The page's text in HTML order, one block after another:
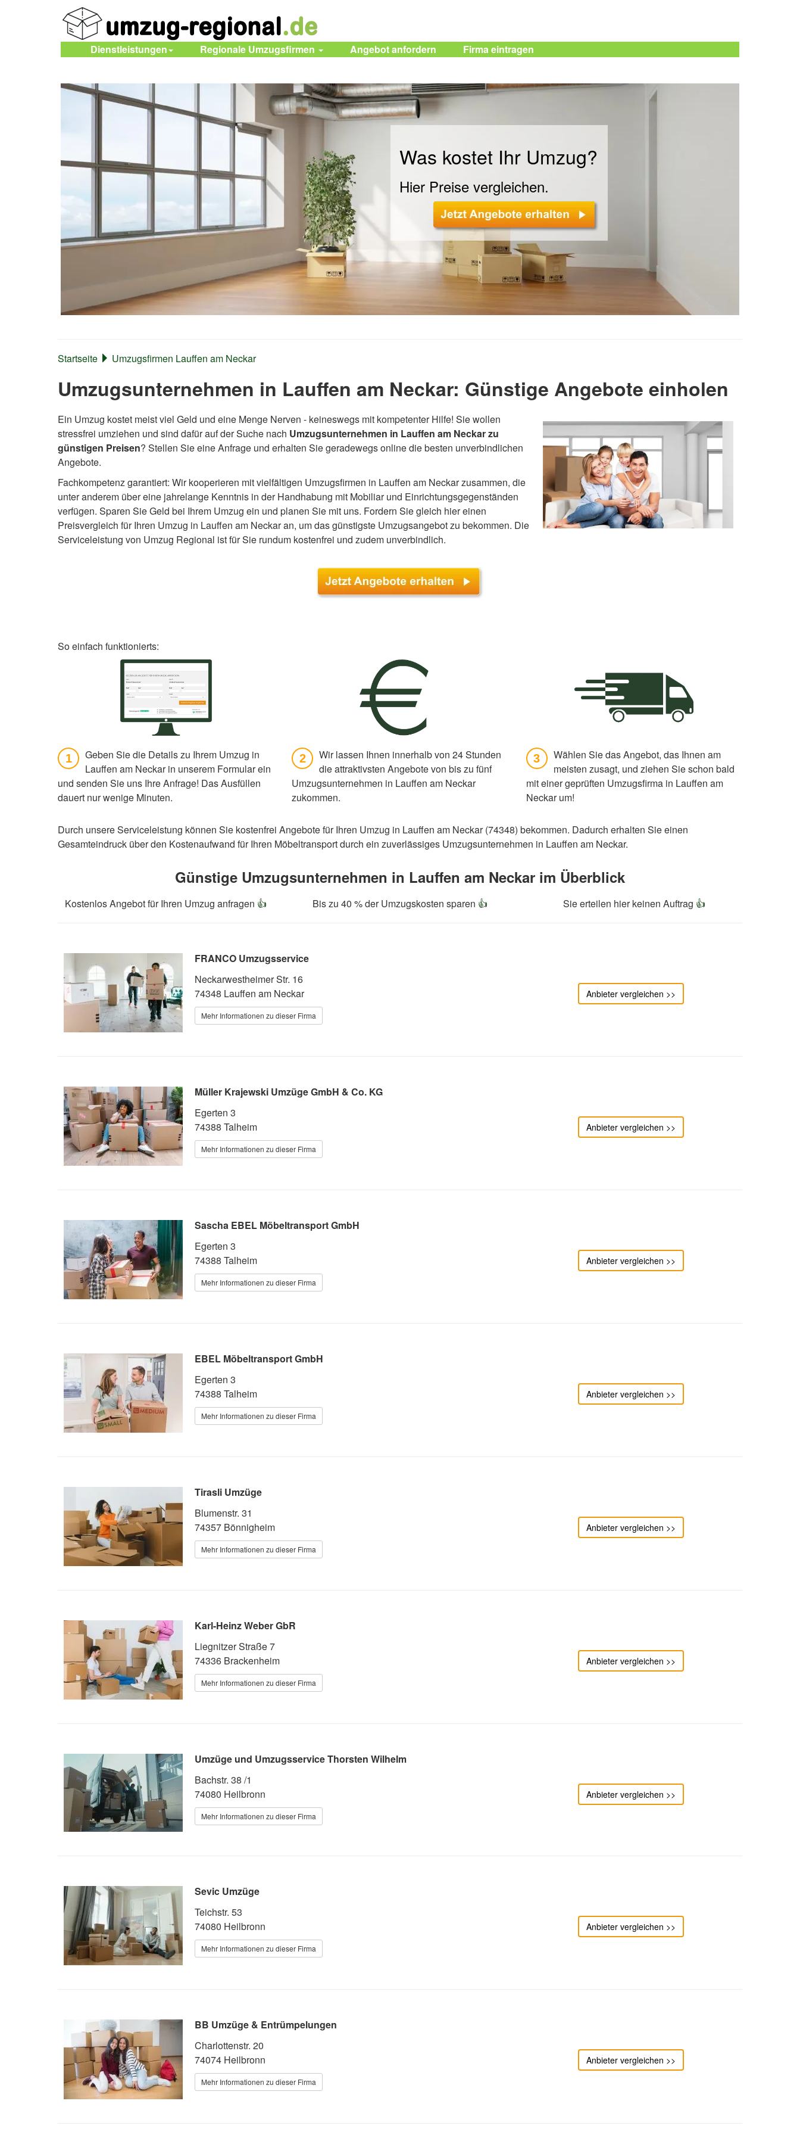
Dienstleistungen Regionale Umzugsfirmen Angebot anfordern Firma eintragen
Was kostet Ihr Umzug?
Hier Preise vergleichen.
Startseite Umzugsfirmen Lauffen am Neckar
Umzugsunternehmen in Lauffen am Neckar: Günstige Angebote einholen
Ein Umzug kostet meist viel Geld und eine Menge Nerven - keineswegs mit kompetenter Hilfe! Sie wollen
stressfrei umziehen und sind dafür auf der Suche nach Umzugsunternehmen in Lauffen am Neckar zu
günstigen Preisen? Stellen Sie eine Anfrage und erhalten Sie geradewegs online die besten unverbindlichen
Angebote.
Fachkompetenz garantiert: Wir kooperieren mit vielfältigen Umzugsfirmen in Lauffen am Neckar zusammen, die
unter anderem über eine jahrelange Kenntnis in der Handhabung mit Mobiliar und Einrichtungsgegenständen
verfügen. Sparen Sie Geld bei Ihrem Umzug ein und planen Sie mit uns. Fordern Sie gleich hier einen
Preisvergleich für Ihren Umzug in Lauffen am Neckar an, um das günstigste Umzugsangebot zu bekommen. Die
Serviceleistung von Umzug Regional ist für Sie rundum kostenfrei und zudem unverbindlich.
So einfach funktionierts:
1
Geben Sie die Details zu Ihrem Umzug in
Lauffen am Neckar in unserem Formular ein
und senden Sie uns Ihre Anfrage! Das Ausfüllen
dauert nur wenige Minuten.
2
Wir lassen Ihnen innerhalb von 24 Stunden
die attraktivsten Angebote von bis zu fünf
Umzugsunternehmen in Lauffen am Neckar
zukommen.
3
Wählen Sie das Angebot, das Ihnen am
meisten zusagt, und ziehen Sie schon bald
mit einer geprüften Umzugsfirma in Lauffen am
Neckar um!
Durch unsere Serviceleistung können Sie kostenfrei Angebote für Ihren Umzug in Lauffen am Neckar (74348) bekommen. Dadurch erhalten Sie einen
Gesamteindruck über den Kostenaufwand für Ihren Möbeltransport durch ein zuverlässiges Umzugsunternehmen in Lauffen am Neckar.
Günstige Umzugsunternehmen in Lauffen am Neckar im Überblick
Kostenlos Angebot für Ihren Umzug anfragen 👍 Bis zu 40 % der Umzugskosten sparen 👍 Sie erteilen hier keinen Auftrag 👍
FRANCO Umzugsservice
Neckarwestheimer Str. 16
74348 Lauffen am Neckar
Mehr Informationen zu dieser Firma
Anbieter vergleichen >>
Müller Krajewski Umzüge GmbH & Co. KG
Egerten 3
74388 Talheim
Mehr Informationen zu dieser Firma
Anbieter vergleichen >>
Sascha EBEL Möbeltransport GmbH
Egerten 3
74388 Talheim
Mehr Informationen zu dieser Firma
Anbieter vergleichen >>
EBEL Möbeltransport GmbH
Egerten 3
74388 Talheim
Mehr Informationen zu dieser Firma
Anbieter vergleichen >>
Tirasli Umzüge
Blumenstr. 31
74357 Bönnigheim
Mehr Informationen zu dieser Firma
Anbieter vergleichen >>
Karl-Heinz Weber GbR
Liegnitzer Straße 7
74336 Brackenheim
Mehr Informationen zu dieser Firma
Anbieter vergleichen >>
Umzüge und Umzugsservice Thorsten Wilhelm
Bachstr. 38 /1
74080 Heilbronn
Mehr Informationen zu dieser Firma
Anbieter vergleichen >>
Sevic Umzüge
Teichstr. 53
74080 Heilbronn
Mehr Informationen zu dieser Firma
Anbieter vergleichen >>
BB Umzüge & Entrümpelungen
Charlottenstr. 20
74074 Heilbronn
Mehr Informationen zu dieser Firma
Anbieter vergleichen >>